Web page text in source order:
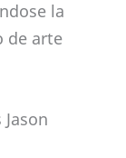
la
de arte